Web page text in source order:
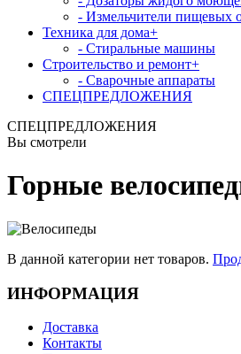
- Измельчители пищевых
Техника для дома+
- Стиральные машины
Строительство и ремонт+
- Сварочные аппараты
СПЕЦПРЕДЛОЖЕНИЯ
СПЕЦПРЕДЛОЖЕНИЯ
Вы смотрели
Горные
В данной категории нет товаров.
ИНФОРМАЦИЯ
Доставка
Контакты